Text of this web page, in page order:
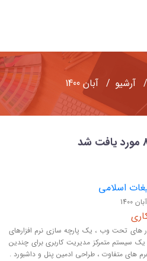
آرشیو آبان 1400
اسلامی
های تحت وب ، یک پارچه سازی نرم افزارهای
یک سیستم متمرکز مدیریت کاربری برای چندین
های متفاوت ، طراحی ادمین پنل و داشبورد .